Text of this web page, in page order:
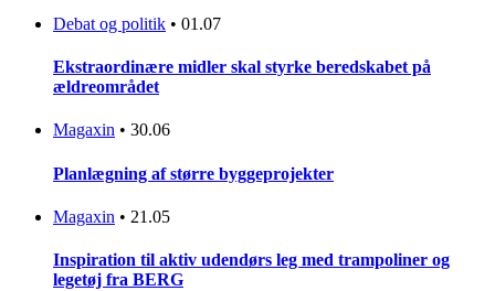
Debat og politik • 01.07
Ekstraordinære midler skal styrke beredskabet på
ældreområdet
Magaxin • 30.06
Planlægning af større byggeprojekter
Magaxin • 21.05
Inspiration til aktiv udendørs leg med trampoliner og
legetøj fra BERG